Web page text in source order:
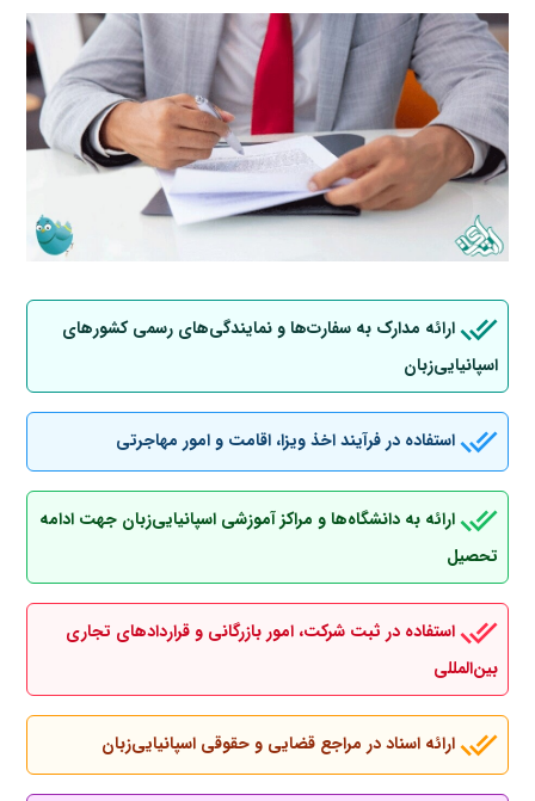
ارائه مدارک به سفارت‌ها و نمایندگی‌های رسمی کشورهای
اسپانیایی‌زبان
استفاده در فرآیند اخذ ویزا، اقامت و امور مهاجرتی
ارائه به دانشگاه‌ها و مراکز آموزشی اسپانیایی‌زبان جهت ادامه
تحصیل
استفاده در ثبت شرکت، امور بازرگانی و قراردادهای تجاری
بین‌المللی
ارائه اسناد در مراجع قضایی و حقوقی اسپانیایی‌زبان